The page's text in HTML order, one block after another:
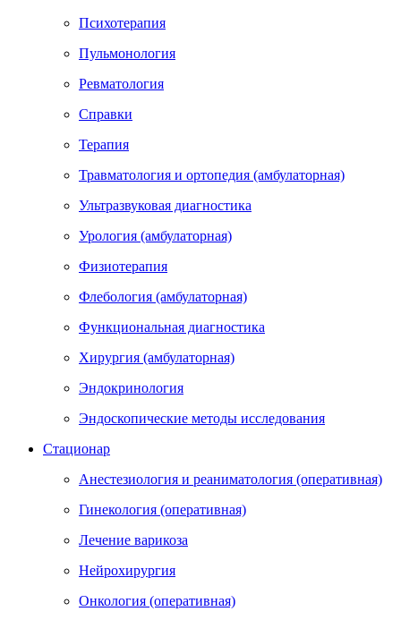
Психотерапия
Пульмонология
Ревматология
Справки
Терапия
Травматология и ортопедия (амбулаторная)
Ультразвуковая диагностика
Урология (амбулаторная)
Физиотерапия
Флебология (амбулаторная)
Функциональная диагностика
Хирургия (амбулаторная)
Эндокринология
Эндоскопические методы исследования
Стационар
Анестезиология и реаниматология (оперативная)
Гинекология (оперативная)
Лечение варикоза
Нейрохирургия
Онкология (оперативная)